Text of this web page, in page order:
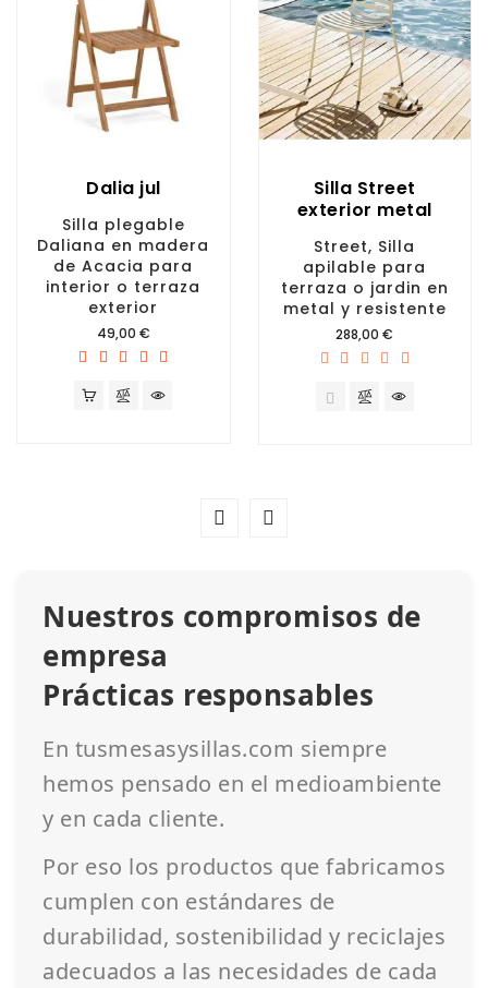
Dalia jul
Silla plegable
Daliana en madera
de Acacia para
interior o terraza
exterior
Precio
49,00 €
Silla Street
exterior metal
Street, Silla
apilable para
terraza o jardin en
metal y resistente
Precio
288,00 €
Nuestros compromisos de
empresa
Prácticas responsables
En tusmesasysillas.com siempre
hemos pensado en el medioambiente
y en cada cliente.
Por eso los productos que fabricamos
cumplen con estándares de
durabilidad, sostenibilidad y reciclajes
adecuados a las necesidades de cada